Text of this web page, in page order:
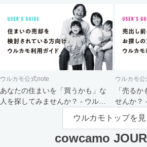
ウルカモ公式note
あなたの住まいを「買うかも」な
人を探してみませんか？ - ウルカ
ウルカモ公
「売る
せんか？
主さま向
ウルカモトップを見
cowcamo